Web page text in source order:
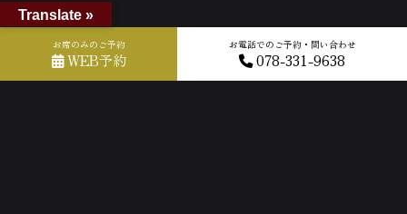
お席のみのご予約
WEB予約
お電話でのご予約・問い合わせ
078-331-9638
Translate »